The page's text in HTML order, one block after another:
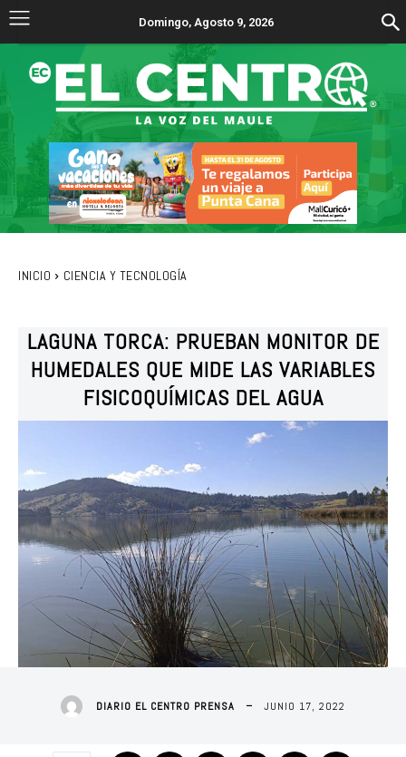
Domingo, Agosto 9, 2026
INICIO CIENCIA Y TECNOLOGÍA
LAGUNA TORCA: PRUEBAN MONITOR DE
HUMEDALES QUE MIDE LAS VARIABLES
FISICOQUÍMICAS DEL AGUA
DIARIO EL CENTRO PRENSA JUNIO 17, 2022